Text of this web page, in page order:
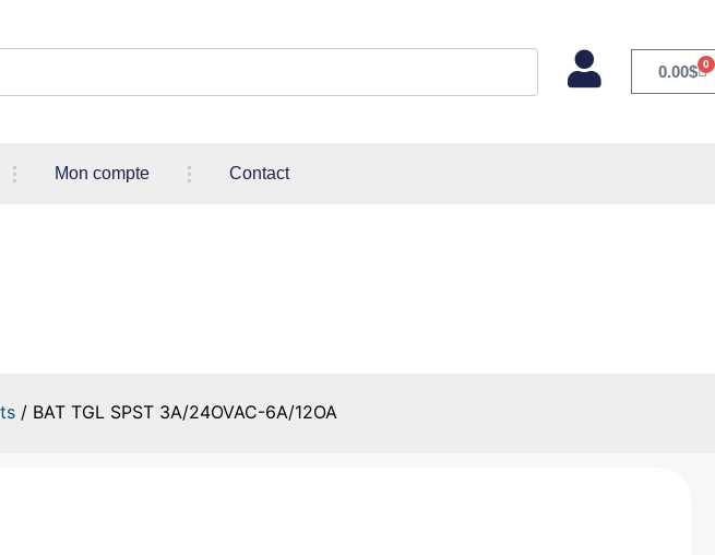
0.00$ 0
Mon compte Contact
/ BAT TGL SPST 3A/24OVAC-6A/12OA